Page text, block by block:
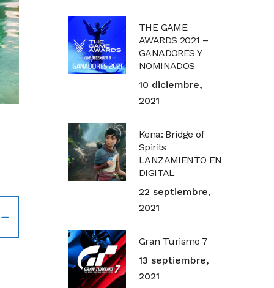
THE GAME
AWARDS 2021 –
GANADORES Y
NOMINADOS
10 diciembre,
2021
Kena: Bridge of
Spirits
LANZAMIENTO EN
DIGITAL
22 septiembre,
2021
Gran Turismo 7
13 septiembre,
2021